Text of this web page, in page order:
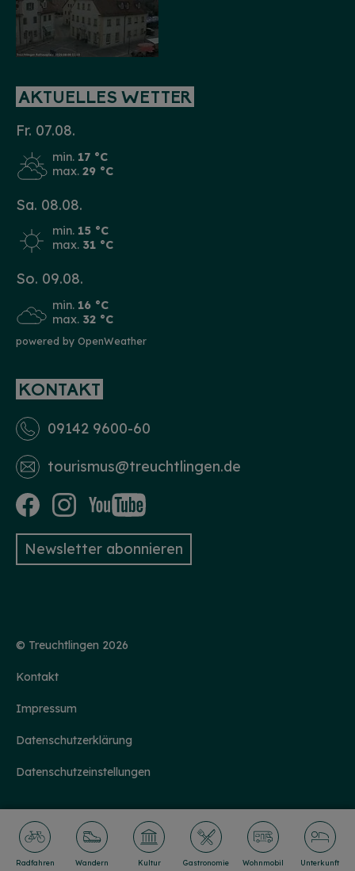
AKTUELLES WETTER
Fr. 07.08.
min. 17 °C
max. 29 °C
Sa. 08.08.
min. 15 °C
max. 31 °C
So. 09.08.
min. 16 °C
max. 32 °C
powered by OpenWeather
KONTAKT
09142 9600-60
tourismus­@treuchtlingen.de
Newsletter abonnieren
© Treuchtlingen 2026
Kontakt
Impressum
Datenschutzerklärung
Datenschutzeinstellungen
Radfahren Wandern Kultur Gastronomie Wohnmobil Unterkunft